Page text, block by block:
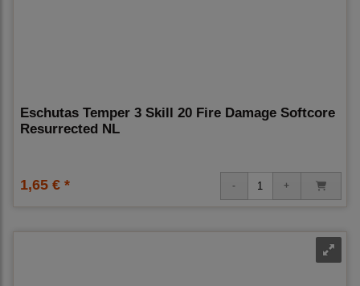
Eschutas Temper 3 Skill 20 Fire Damage Softcore
Resurrected NL
1,65 € *